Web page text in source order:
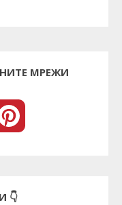
МРЕЖИ
👇